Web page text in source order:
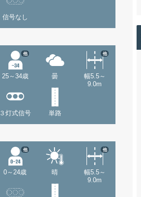
信号なし
25～34歳
他
曇
幅5.5～
9.0m
他
３灯式信号 単路
0～24歳
他
晴
幅5.5～
9.0m
他